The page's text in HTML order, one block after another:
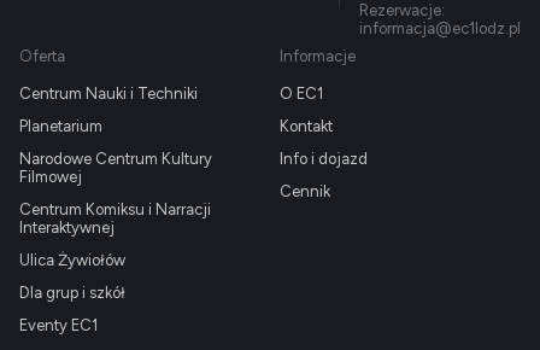
Rezerwacje:
informacja@ec1lodz.pl
Oferta
Centrum Nauki i Techniki
Planetarium
Narodowe Centrum Kultury
Filmowej
Centrum Komiksu i Narracji
Interaktywnej
Ulica Żywiołów
Dla grup i szkół
Eventy EC1
Informacje
O EC1
Kontakt
Info i dojazd
Cennik